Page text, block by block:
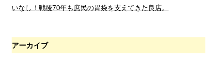
いなし！戦後70年も庶民の胃袋を支えてきた良店。
アーカイブ